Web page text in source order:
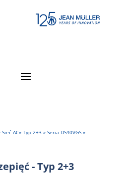
Sieć AC» Typ 2+3 » Seria DS40VGS»
- Typ 2+3